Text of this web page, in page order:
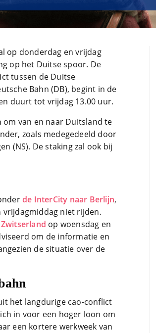
op donderdag en vrijdag
op het Duitse spoor. De
tussen de Duitse
Bahn (DB), begint in de
duurt tot vrijdag 13.00 uur.
om van en naar Duitsland te
zoals medegedeeld door
(NS). De staking zal ook bij
de InterCity naar Berlijn,
vrijdagmiddag niet rijden.
Zwitserland op woensdag en
om de informatie en
de situatie over de
het langdurige cao-conflict
in voor een hoger loon om
een kortere werkweek van